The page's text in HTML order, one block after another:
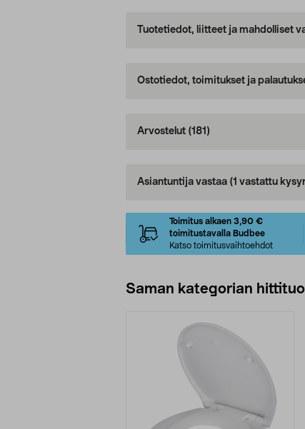
Tuotetiedot, liitteet ja mahdolliset
Ostotiedot, toimitukset ja
Arvostelut (181)
Asiantuntija vastaa (1 vastattu
Toimitus alkaen 3,90 €
toimitustavalla Budbee
Katso toimitusvaihtoehdot
Saman kategorian